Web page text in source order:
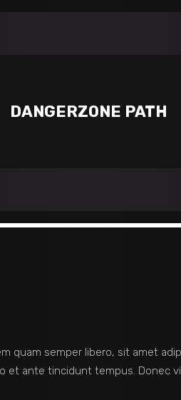
DANGERZONE PATH
quam semper libero, sit amet
et ante tincidunt tempus. Donec